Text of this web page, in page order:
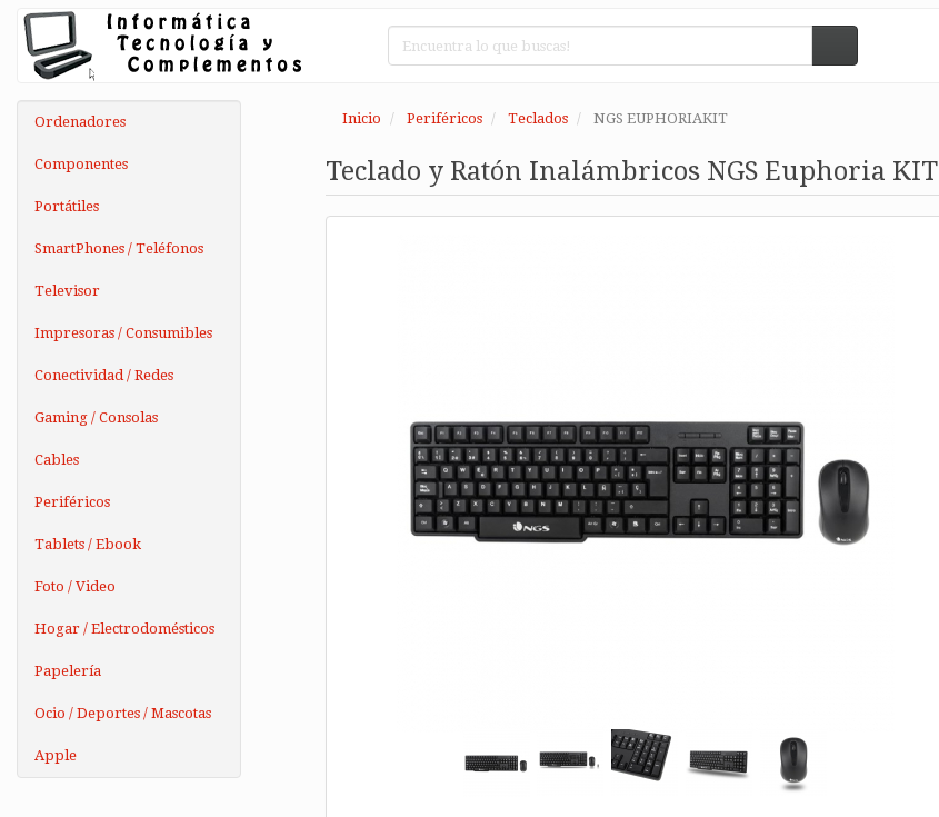
Ordenadores
Componentes
Portátiles
SmartPhones / Teléfonos
Televisor
Impresoras / Consumibles
Conectividad / Redes
Gaming / Consolas
Cables
Periféricos
Tablets / Ebook
Foto / Video
Hogar / Electrodomésticos
Papelería
Ocio / Deportes / Mascotas
Apple
Inicio Periféricos Teclados NGS EUPHORIAKIT
Teclado y Ratón Inalámbricos NGS Euphoria KIT